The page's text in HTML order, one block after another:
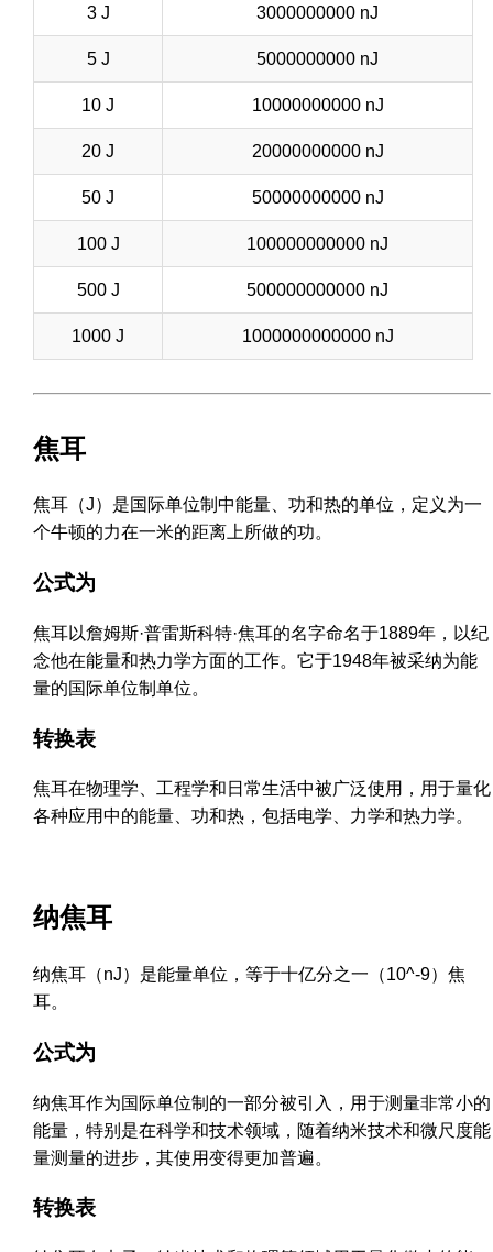
3 J 3000000000 nJ
5 J 5000000000 nJ
10 J 10000000000 nJ
20 J 20000000000 nJ
50 J 50000000000 nJ
100 J 100000000000 nJ
500 J 500000000000 nJ
1000 J 1000000000000 nJ
焦耳
焦耳（J）是国际单位制中能量、功和热的单位，定义为一
个牛顿的力在一米的距离上所做的功。
公式为
焦耳以詹姆斯·普雷斯科特·焦耳的名字命名于1889年，以纪
念他在能量和热力学方面的工作。它于1948年被采纳为能
量的国际单位制单位。
转换表
焦耳在物理学、工程学和日常生活中被广泛使用，用于量化
各种应用中的能量、功和热，包括电学、力学和热力学。
纳焦耳
纳焦耳（nJ）是能量单位，等于十亿分之一（10^-9）焦
耳。
公式为
纳焦耳作为国际单位制的一部分被引入，用于测量非常小的
能量，特别是在科学和技术领域，随着纳米技术和微尺度能
量测量的进步，其使用变得更加普遍。
转换表